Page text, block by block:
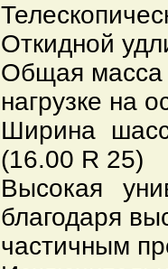
Откидной
Общая масса
нагрузке на
Ширина
(16.00 R 25)
Высокая
благодаря
частичным